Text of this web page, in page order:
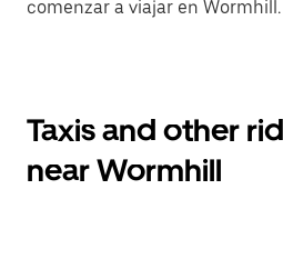
comenzar a viajar en Wormhill.
Taxis and other
near Wormhill